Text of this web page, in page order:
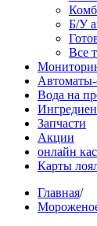
Б/У
Все
Автоматы-
Вода на
Запчасти
Акции
онлайн
Карты
Главная/